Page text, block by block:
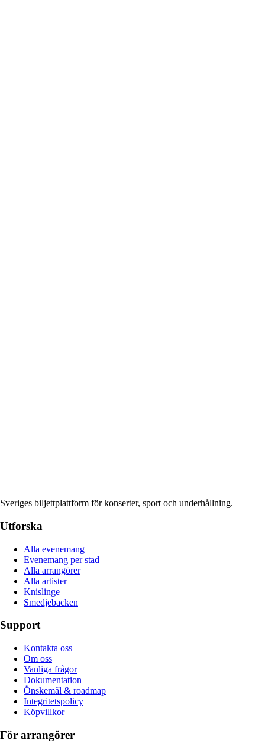
Sveriges biljettplattform för konserter, sport och underhållning.
Utforska
Alla evenemang
Evenemang per stad
Alla arrangörer
Alla artister
Knislinge
Smedjebacken
Support
Kontakta oss
Om oss
Vanliga frågor
Dokumentation
Önskemål & roadmap
Integritetspolicy
Köpvillkor
För arrangörer